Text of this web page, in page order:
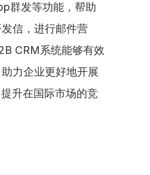
群发等功能，帮助
信，进行邮件营
CRM系统能够有效
力企业更好地开展
升在国际市场的竞